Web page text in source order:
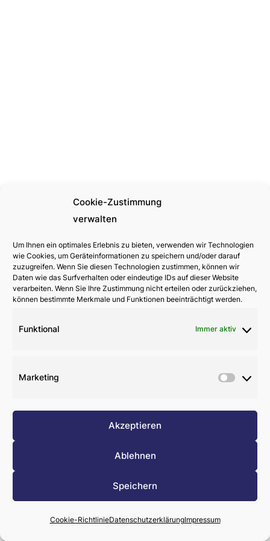
Cookie-Zustimmung
verwalten
Um Ihnen ein optimales Erlebnis zu bieten, verwenden wir Technologien
wie Cookies, um Geräteinformationen zu speichern und/oder darauf
zuzugreifen. Wenn Sie diesen Technologien zustimmen, können wir
Daten wie das Surfverhalten oder eindeutige IDs auf dieser Website
verarbeiten. Wenn Sie Ihre Zustimmung nicht erteilen oder zurückziehen,
können bestimmte Merkmale und Funktionen beeinträchtigt werden.
Funktional Immer aktiv
Marketing
Akzeptieren
Ablehnen
Speichern
Cookie-RichtlinieDatenschutzerklärungImpressum